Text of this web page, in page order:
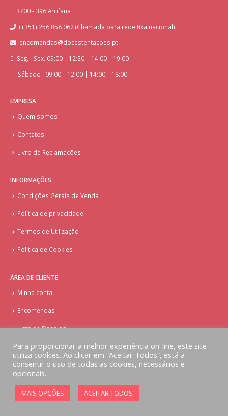
3700 - 396 Arrifana
(+351) 256 858 062 (Chamada para rede fixa nacional)
encomendas@docestentacoes.pt
Seg. - Sex. 09:00 – 12:30 | 14:00 – 19:00
Sábado : 09:00 – 12:00 | 14:00 – 18:00
EMPRESA
Quem somos
Contatos
Livro de Reclamações
INFORMAÇÕES
Condições Gerais de Venda
Política de privacidade
Termos de Utilização
Política de Cookies
ÁREA DE CLIENTE
Minha conta
Encomendas
Lista de Desejos
© Copyright - Doces Tentações - Cake Design
Implementado por AlbergueDigital.com
Para proporcionar a melhor experiência on-line, este site
utiliza cookies. Ao clicar em “Aceitar Todos”, está a
consentir o uso de todas as cookies, necessários e
opcionais.
MAIS OPÇÕES ACEITAR TODOS